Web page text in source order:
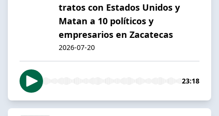
tratos con Estados Unidos y
Matan a 10 políticos y
empresarios en Zacatecas
2026-07-20
23:18